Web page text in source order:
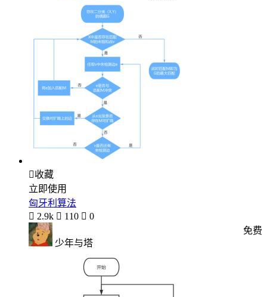
收藏
立即使用
匈牙利算法
 2.9k  110  0
少年与塔
免费